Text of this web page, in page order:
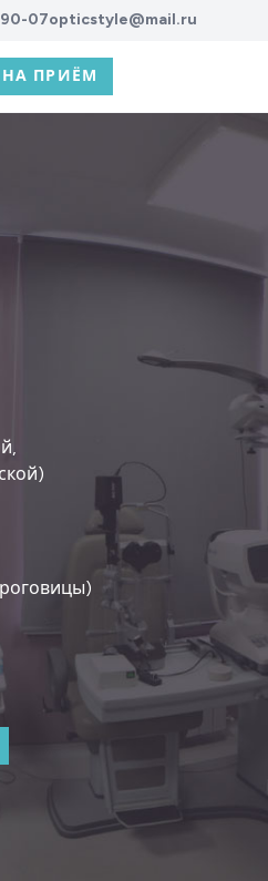
07opticstyle@mail.ru
ПРИЁМ